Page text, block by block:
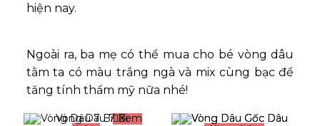
hiện nay.
Ngoài ra, ba mẹ có thể mua cho bé vòng dâu
tằm ta có màu trắng ngà và mix cùng bạc để
tăng tính thẩm mỹ nữa nhé!
Xem